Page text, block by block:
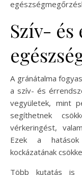
Szív-
A gránátalma
a szív- és
vegyületek, mint
segíthetnek
vérkeringést,
Ezek a hatások
kockázatának
Több kutatás is